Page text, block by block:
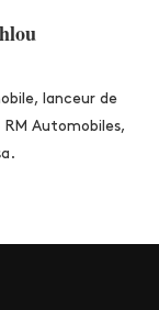
lanceur de
Automobiles,